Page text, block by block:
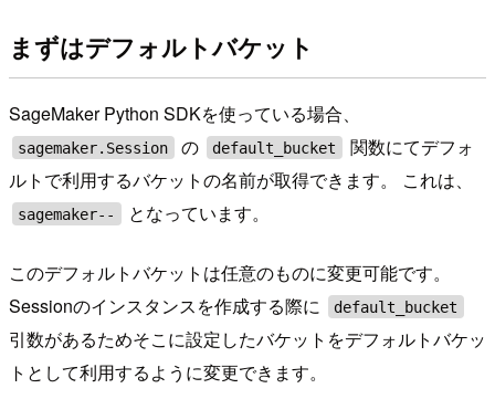
まずはデフォルトバケット
SageMaker Python SDKを使っている場合、
sagemaker.Session の default_bucket
関数にてデフォ
ルトで利用するバケットの名前が取得できます。 これは、
sagemaker-- となっています。
このデフォルトバケットは任意のものに変更可能です。
Sessionのインスタンスを作成する際に
default_bucket
引数があるためそこに設定したバケットをデフォルトバケッ
トとして利用するように変更できます。